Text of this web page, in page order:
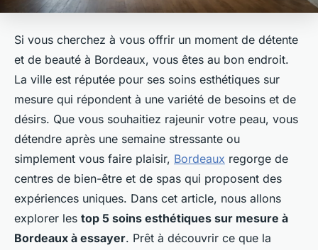
Si vous cherchez à vous offrir un moment de détente
et de beauté à Bordeaux, vous êtes au bon endroit.
La ville est réputée pour ses soins esthétiques sur
mesure qui répondent à une variété de besoins et de
désirs. Que vous souhaitiez rajeunir votre peau, vous
détendre après une semaine stressante ou
simplement vous faire plaisir, Bordeaux regorge de
centres de bien-être et de spas qui proposent des
expériences uniques. Dans cet article, nous allons
explorer les top 5 soins esthétiques sur mesure à
Bordeaux à essayer. Prêt à découvrir ce que la